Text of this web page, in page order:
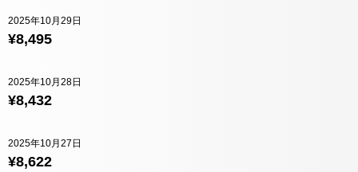
¥8,495
2025年10月29日
¥8,432
2025年10月28日
¥8,622
2025年10月27日